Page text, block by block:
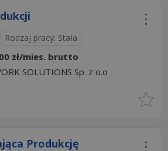
Rodzaj pracy: Stała
zł/mies. brutto
SOLUTIONS Sp. z o.o
Produkcję